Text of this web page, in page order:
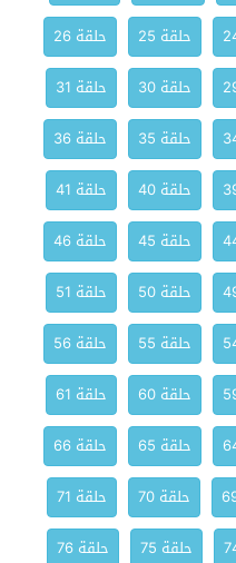
حلقة 25
حلقة 26
حلقة 30
حلقة 31
حلقة 35
حلقة 36
حلقة 40
حلقة 41
حلقة 45
حلقة 46
حلقة 50
حلقة 51
حلقة 55
حلقة 56
حلقة 60
حلقة 61
حلقة 65
حلقة 66
حلقة 70
حلقة 71
حلقة 75
حلقة 76